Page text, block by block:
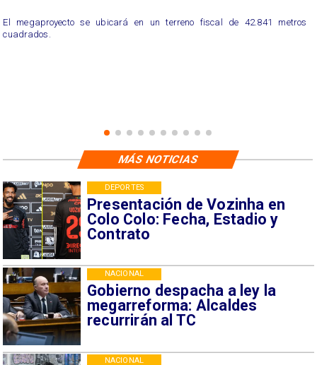
El megaproyecto se ubicará en un terreno fiscal de 42.841 metros
cuadrados.
Presentación de Vozinha en
Colo Colo: Fecha, Estadio y
Contrato
DEPORTES
Gobierno despacha a ley la
megarreforma: Alcaldes
recurrirán al TC
NACIONAL
NACIONAL
MÁS NOTICIAS